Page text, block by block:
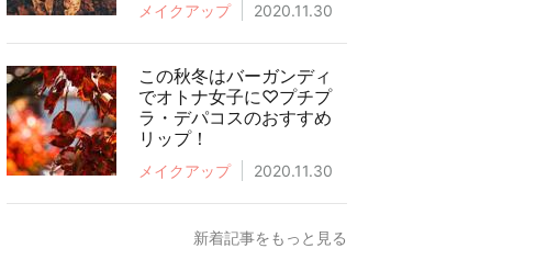
メイクアップ 2020.11.30
この秋冬はバーガンディ
でオトナ女子に♡プチプ
ラ・デパコスのおすすめ
リップ！
メイクアップ 2020.11.30
新着記事をもっと見る